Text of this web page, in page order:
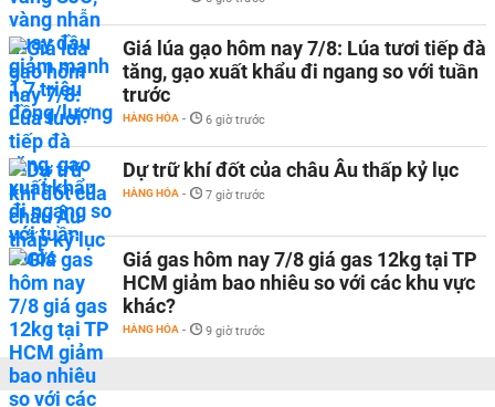
Giá lúa gạo hôm nay 7/8: Lúa tươi tiếp đà
tăng, gạo xuất khẩu đi ngang so với tuần
trước
HÀNG HÓA - 6 giờ trước
Dự trữ khí đốt của châu Âu thấp kỷ lục
HÀNG HÓA - 7 giờ trước
Giá gas hôm nay 7/8 giá gas 12kg tại TP
HCM giảm bao nhiêu so với các khu vực
khác?
HÀNG HÓA - 9 giờ trước